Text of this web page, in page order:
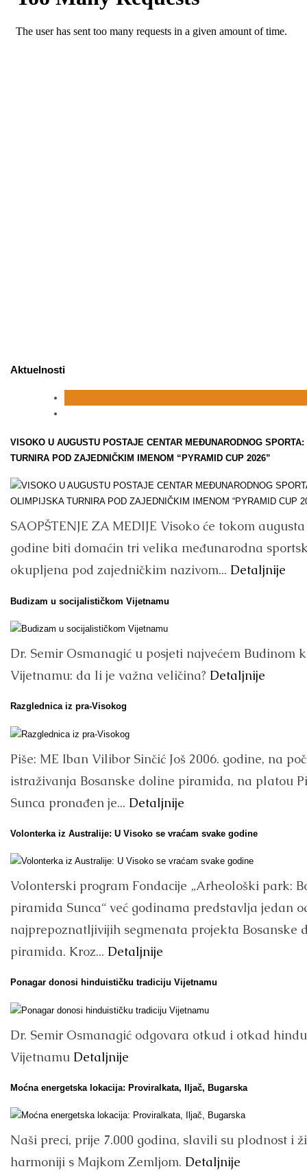
Aktuelnosti
VISOKO U AUGUSTU POSTAJE CENTAR MEĐUNARODNOG
TURNIRA POD ZAJEDNIČKIM IMENOM “PYRAMID CUP 2026”
SAOPŠTENJE ZA MEDIJE Visoko će tokom
godine biti domaćin tri velika međunarodna
okupljena pod zajedničkim nazivom... Detaljnije
Budizam u socijalističkom Vijetnamu
Dr. Semir Osmanagić u posjeti najvećem Budinom
Vijetnamu: da li je važna veličina? Detaljnije
Razglednica iz pra-Visokog
Piše: ME Iban Vilibor Sinčić Još 2006. godine, na
istraživanja Bosanske doline piramida, na platou
Sunca pronađen je... Detaljnije
Volonterka iz Australije: U Visoko se vraćam svake godine
Volonterski program Fondacije „Arheološki park:
piramida Sunca“ već godinama predstavlja jedan
najprepoznatljivijih segmenata projekta Bosanske
piramida. Kroz... Detaljnije
Ponagar donosi hinduističku tradiciju Vijetnamu
Dr. Semir Osmanagić odgovara otkud i otkad
Vijetnamu Detaljnije
Moćna energetska lokacija: Proviralkata, Iljač, Bugarska
Naši preci, prije 7.000 godina, slavili su plodnost i
harmoniji s Majkom Zemljom. Detaljnije